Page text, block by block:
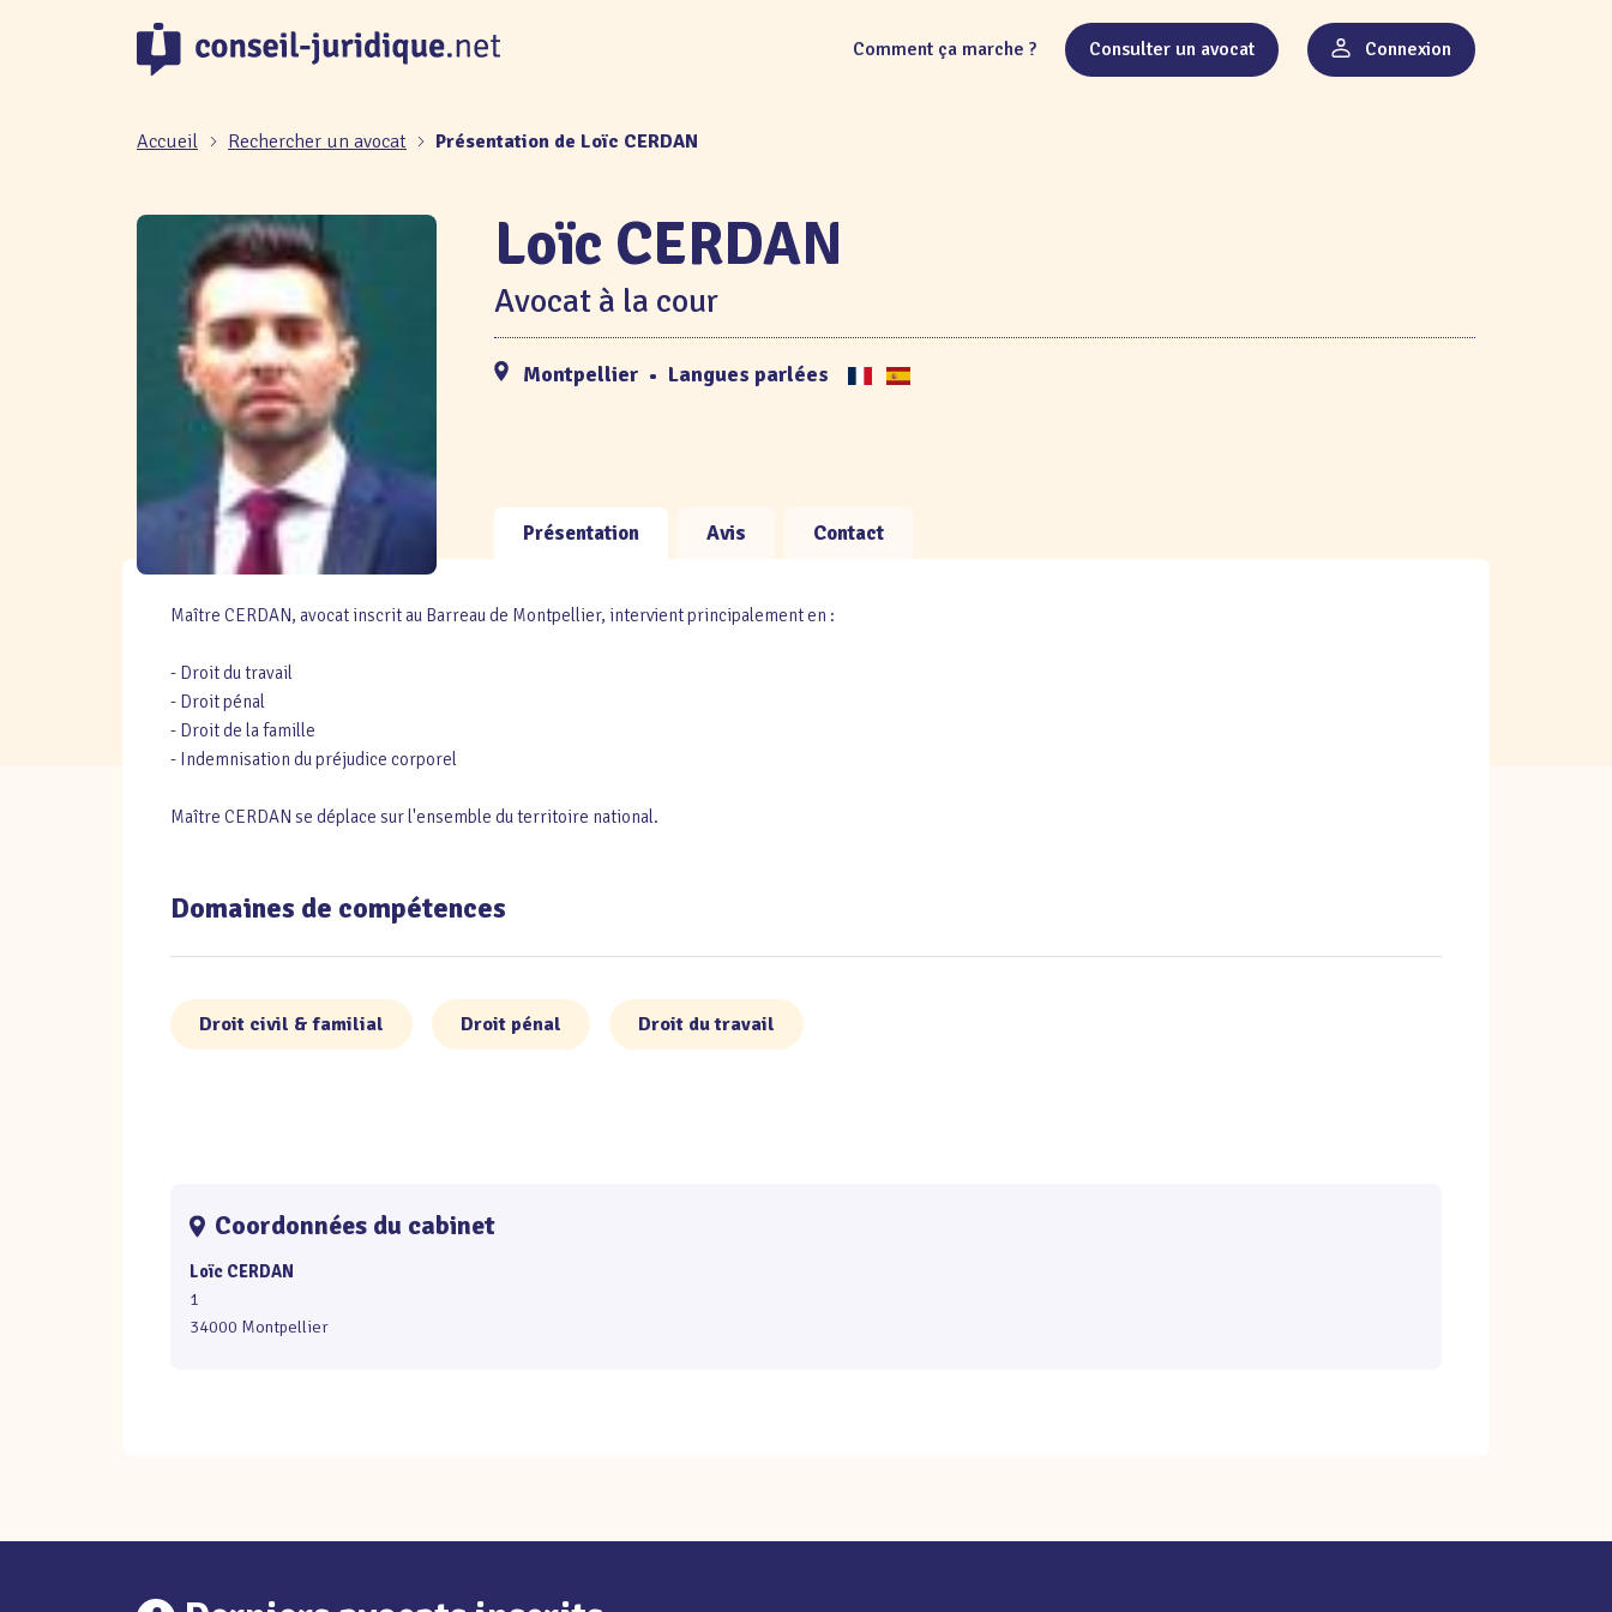
Comment ça marche ? Consulter un avocat Connexion
Accueil Rechercher un avocat Présentation de Loïc CERDAN
Loïc CERDAN
Avocat à la cour
Montpellier • Langues parlées
Présentation Avis Contact
Maître CERDAN, avocat inscrit au Barreau de Montpellier, intervient principalement en :
- Droit du travail
- Droit pénal
- Droit de la famille
- Indemnisation du préjudice corporel
Maître CERDAN se déplace sur l'ensemble du territoire national.
Domaines de compétences
Droit civil & familial Droit pénal Droit du travail
Coordonnées du cabinet
Loïc CERDAN
1
34000 Montpellier